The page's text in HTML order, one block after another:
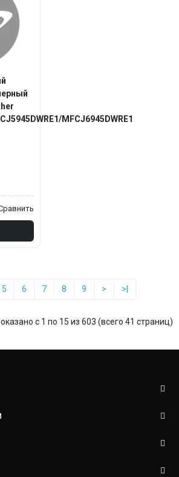
MFCJ6945DWRE1
5 6 7 8 9 > >|
с 1 по 15 из 603 (всего 41 страниц)